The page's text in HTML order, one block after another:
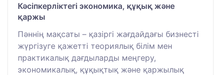
Кәсіпкерліктегі экономика, құқық және
қаржы
Пәннің мақсаты – қазіргі жағдайдағы бизнесті
жүргізуге қажетті теориялық білім мен
практикалық дағдыларды меңгеру,
экономикалық, құқықтық және қаржылық